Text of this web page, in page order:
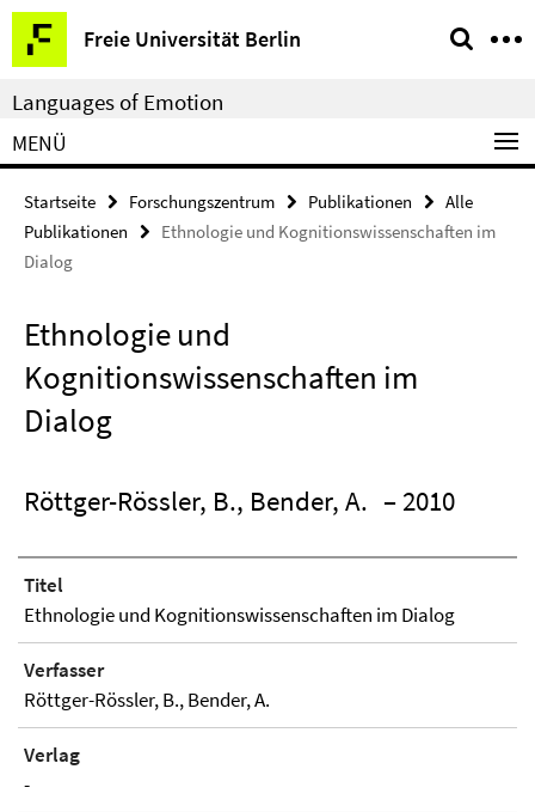
Springe
direkt
zu
Inhalt
Freie Universität Berlin
Service-
Navigation
Languages of Emotion
MENÜ
Startseite Forschungszentrum Publikationen
Alle
Publikationen
Ethnologie und Kognitionswissenschaften im
Dialog
Ethnologie und
Kognitionswissenschaften im
Dialog
Röttger-Rössler, B., Bender, A. – 2010
Titel
Ethnologie und Kognitionswissenschaften im Dialog
Verfasser
Röttger-Rössler, B., Bender, A.
Verlag
-